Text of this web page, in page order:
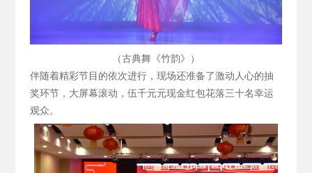
（古典舞《竹韵》）
伴随着精彩节目的依次进行，现场还准备了激动人心的抽
奖环节，大屏幕滚动，伍千元元现金红包花落三十名幸运
观众。